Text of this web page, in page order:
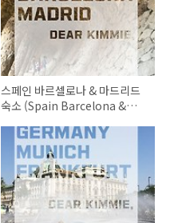
스페인 바르셀로나 & 마드리드
숙소 (Spain Barcelona &